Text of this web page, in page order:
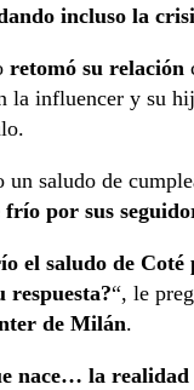
incluso la
retomó su relación
la influencer y su
saludo de
por sus
el saludo de Coté
“, le
de Milán.
nace… la